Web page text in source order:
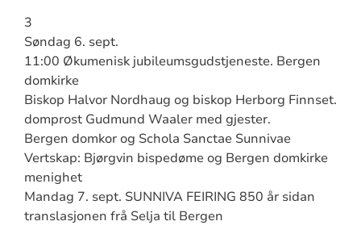
3
Søndag 6. sept.
11:00 Økumenisk jubileumsgudstjeneste. Bergen
domkirke
Biskop Halvor Nordhaug og biskop Herborg Finnset.
domprost Gudmund Waaler med gjester.
Bergen domkor og Schola Sanctae Sunnivae
Vertskap: Bjørgvin bispedøme og Bergen domkirke
menighet
Mandag 7. sept. SUNNIVA FEIRING 850 år sidan
translasjonen frå Selja til Bergen